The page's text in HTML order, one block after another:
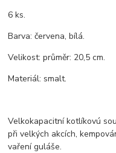
6 ks.
Barva: červena, bílá.
Velikost: průměr: 20,5 cm.
Materiál: smalt.
Velkokapacitní kotlíkovú
při velkých akcích,
vaření guláše.